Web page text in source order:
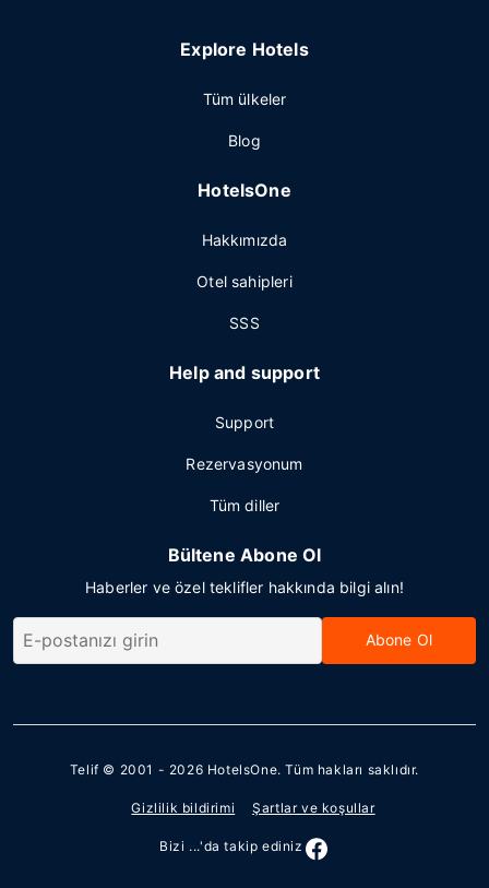
Explore Hotels
Tüm ülkeler
Blog
HotelsOne
Hakkımızda
Otel sahipleri
SSS
Help and support
Support
Rezervasyonum
Tüm diller
Bültene Abone Ol
Haberler ve özel teklifler hakkında bilgi alın!
Abone Ol
Telif © 2001 - 2026 HotelsOne. Tüm hakları saklıdır.
Gizlilik bildirimi Şartlar ve koşullar
Bizi ...'da takip ediniz